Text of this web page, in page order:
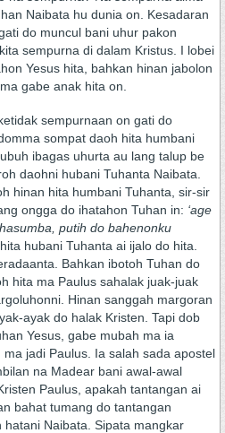
Naibata hu dunia on. Kesadaran
do muncul bani uhur pakon
sempurna di dalam Kristus. I lobei
Yesus hita, bahkan hinan jabolon
gabe anak hita on.
sempurnaan on gati do
sompat daoh hita humbani
ibagas uhurta au lang talup be
daohni hubani Tuhanta Naibata.
hinan hita humbani Tuhanta, sir-sir
ongga do ihatahon Tuhan in: ‘age
putih do bahenonku
hubani Tuhanta ai ijalo do hita.
Bahkan ibotoh Tuhan do
hita ma Paulus sahalak juak-juak
Hinan sanggah margoran
ayak do halak Kristen. Tapi dob
Yesus, gabe mubah ma ia
jadi Paulus. Ia salah sada apostel
na Madear bani awal-awal
Paulus, apakah tantangan ai
bahat tumang do tantangan
Naibata. Sipata mangkar